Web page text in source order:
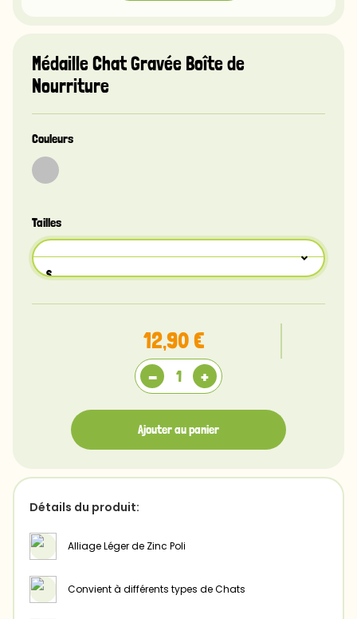
Médaille Chat Gravée Boîte de
Nourriture
Couleurs
Tailles
S
12,90 €
- +
Ajouter au panier
Détails du produit:
Alliage Léger de Zinc Poli
Convient à différents types de Chats